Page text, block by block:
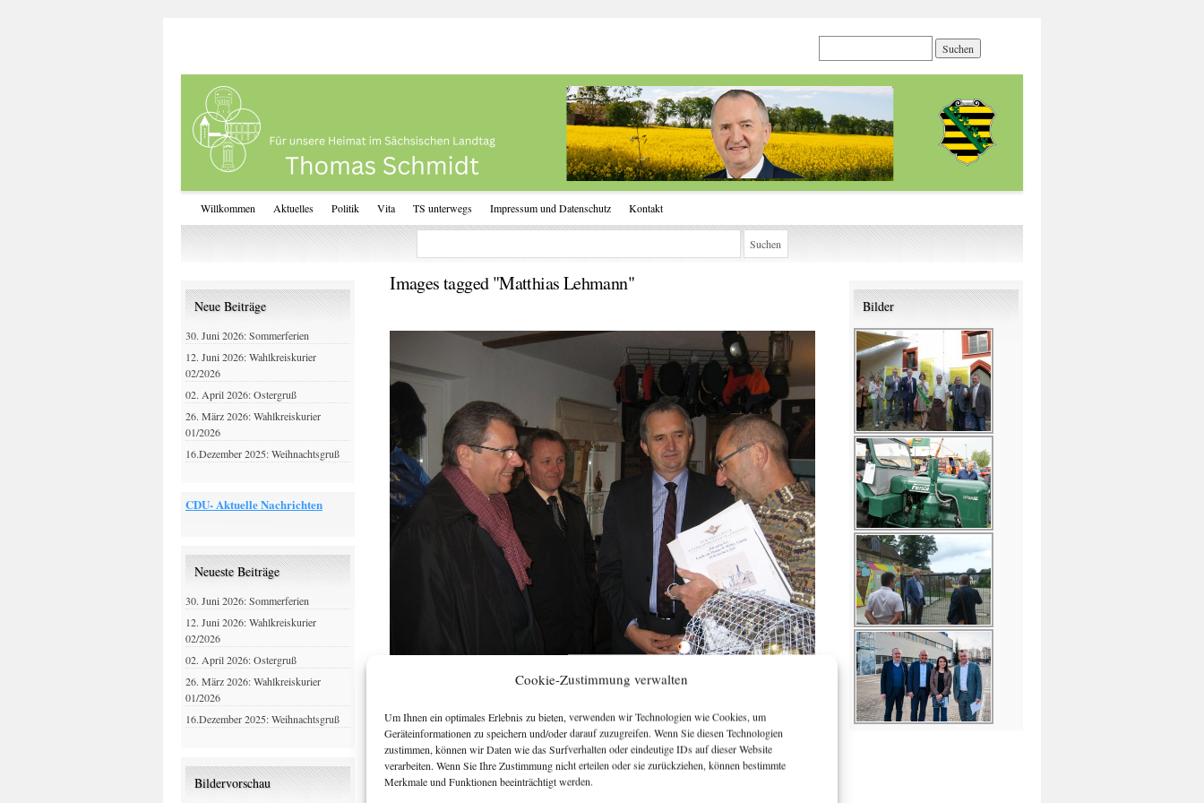
Cookie-Zustimmung verwalten
Um Ihnen ein optimales Erlebnis zu bieten, verwenden wir Technologien wie Cookies, um
Geräteinformationen zu speichern und/oder darauf zuzugreifen. Wenn Sie diesen Technologien
zustimmen, können wir Daten wie das Surfverhalten oder eindeutige IDs auf dieser Website
verarbeiten. Wenn Sie Ihre Zustimmung nicht erteilen oder sie zurückziehen, können bestimmte
Merkmale und Funktionen beeinträchtigt werden.
Willkommen Aktuelles Politik Vita TS unterwegs Impressum und Datenschutz Kontakt
Images tagged "Matthias Lehmann"
[ZEIGE VORSCHAUBILDER]
Neue Beiträge
30. Juni 2026: Sommerferien
12. Juni 2026: Wahlkreiskurier
02/2026
02. April 2026: Ostergruß
26. März 2026: Wahlkreiskurier
01/2026
16.Dezember 2025: Weihnachtsgruß
CDU- Aktuelle Nachrichten
Neueste Beiträge
30. Juni 2026: Sommerferien
12. Juni 2026: Wahlkreiskurier
02/2026
02. April 2026: Ostergruß
26. März 2026: Wahlkreiskurier
01/2026
16.Dezember 2025: Weihnachtsgruß
Bildervorschau
Bilder